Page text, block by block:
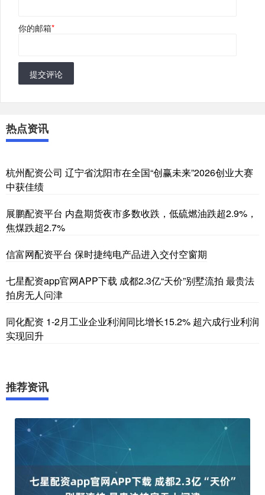
你的邮箱*
提交评论
热点资讯
杭州配资公司 辽宁省沈阳市在全国“创赢未来”2026创业大赛
中获佳绩
展鹏配资平台 内盘期货夜市多数收跌，低硫燃油跌超2.9%，
焦煤跌超2.7%
信富网配资平台 保时捷纯电产品进入交付空窗期
七星配资app官网APP下载 成都2.3亿“天价”别墅流拍 最贵法
拍房无人问津
同化配资 1-2月工业企业利润同比增长15.2% 超六成行业利润
实现回升
推荐资讯